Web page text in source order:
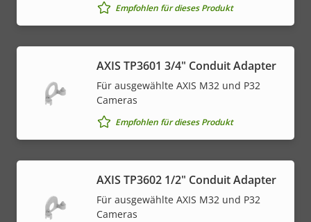
Empfohlen für dieses Produkt
AXIS TP3601 3/4" Conduit Adapter
Für ausgewählte AXIS M32 und P32
Cameras
Empfohlen für dieses Produkt
AXIS TP3602 1/2" Conduit Adapter
Für ausgewählte AXIS M32 und P32
Cameras